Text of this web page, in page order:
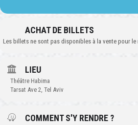
ACHAT DE BILLETS
Les billets ne sont pas disponibles à la vente pour le
LIEU
Théâtre Habima
Tarsat Ave 2, Tel Aviv
COMMENT S'Y RENDRE ?